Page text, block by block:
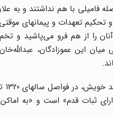
فامیلی با هم نداشتند و به
تعهدات و پیمانهای
آنان را از هم فرو می‌پاشید و
میان این عموزادگان،
ثبات قدم» است و «به